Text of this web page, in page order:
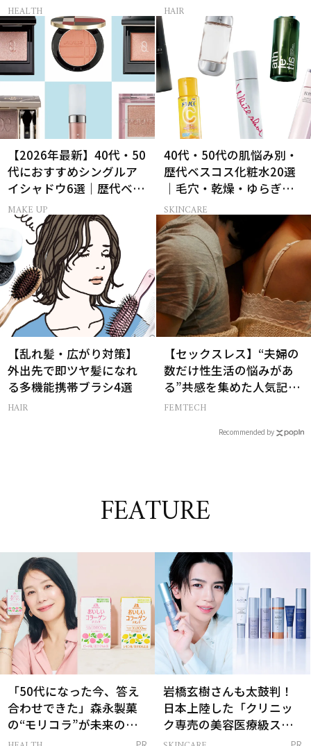
HEALTH HAIR
【2026年最新】40代・50
代におすすめシングルア
イシャドウ6選｜歴代ベス
トコスメ受賞まとめ
MAKE UP
40代・50代の肌悩み別・
歴代ベスコス化粧水20選
｜毛穴・乾燥・ゆらぎな
ど
SKINCARE
【乱れ髪・広がり対策】
外出先で即ツヤ髪になれ
る多機能携帯ブラシ4選
HAIR
【セックスレス】“夫婦の
数だけ性生活の悩みがあ
る”共感を集めた人気記事
10選
FEMTECH
Recommended by
FEATURE
「50代になった今、答え
合わせできた」森永製菓
の“モリコラ”が未来のキ
レイを連れてくる！
岩橋玄樹さんも太鼓判！
日本上陸した「クリニッ
ク専売の美容医療級スキ
ンケア」